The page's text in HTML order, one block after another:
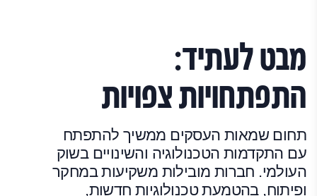
מבט לעתיד:
התפתחויות צפויות
תחום שמאות העסקים ממשיך להתפתח
עם התקדמות הטכנולוגיה והשינויים בשוק
העולמי. חברות מובילות משקיעות במחקר
ופיתוח, בהטמעת טכנולוגיות חדשות,